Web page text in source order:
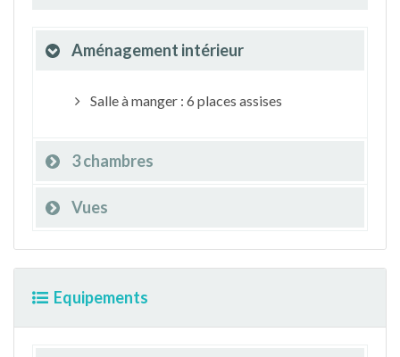
Aménagement intérieur
Salle à manger : 6 places assises
3 chambres
Vues
Equipements